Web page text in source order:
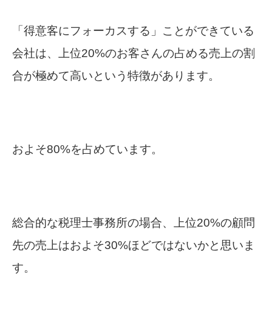
「得意客にフォーカスする」ことができている
会社は、上位20%のお客さんの占める売上の割
合が極めて高いという特徴があります。
およそ80%を占めています。
総合的な税理士事務所の場合、上位20%の顧問
先の売上はおよそ30%ほどではないかと思いま
す。